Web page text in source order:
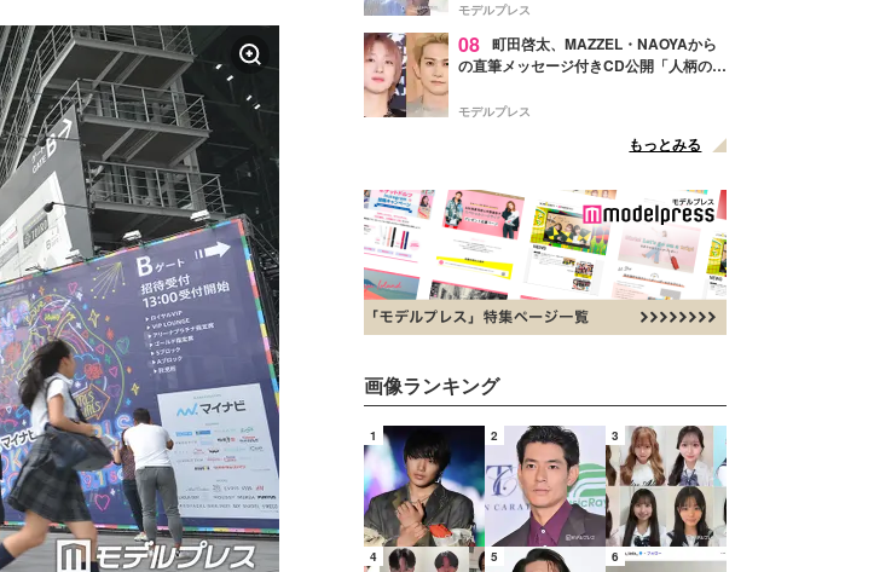
モデルプレス
08 町田啓太、MAZZEL・NAOYAから
の直筆メッセージ付きCD公開「人柄の良
モデルプレス
もっとみる
画像ランキング
1 2 3
4 5 6